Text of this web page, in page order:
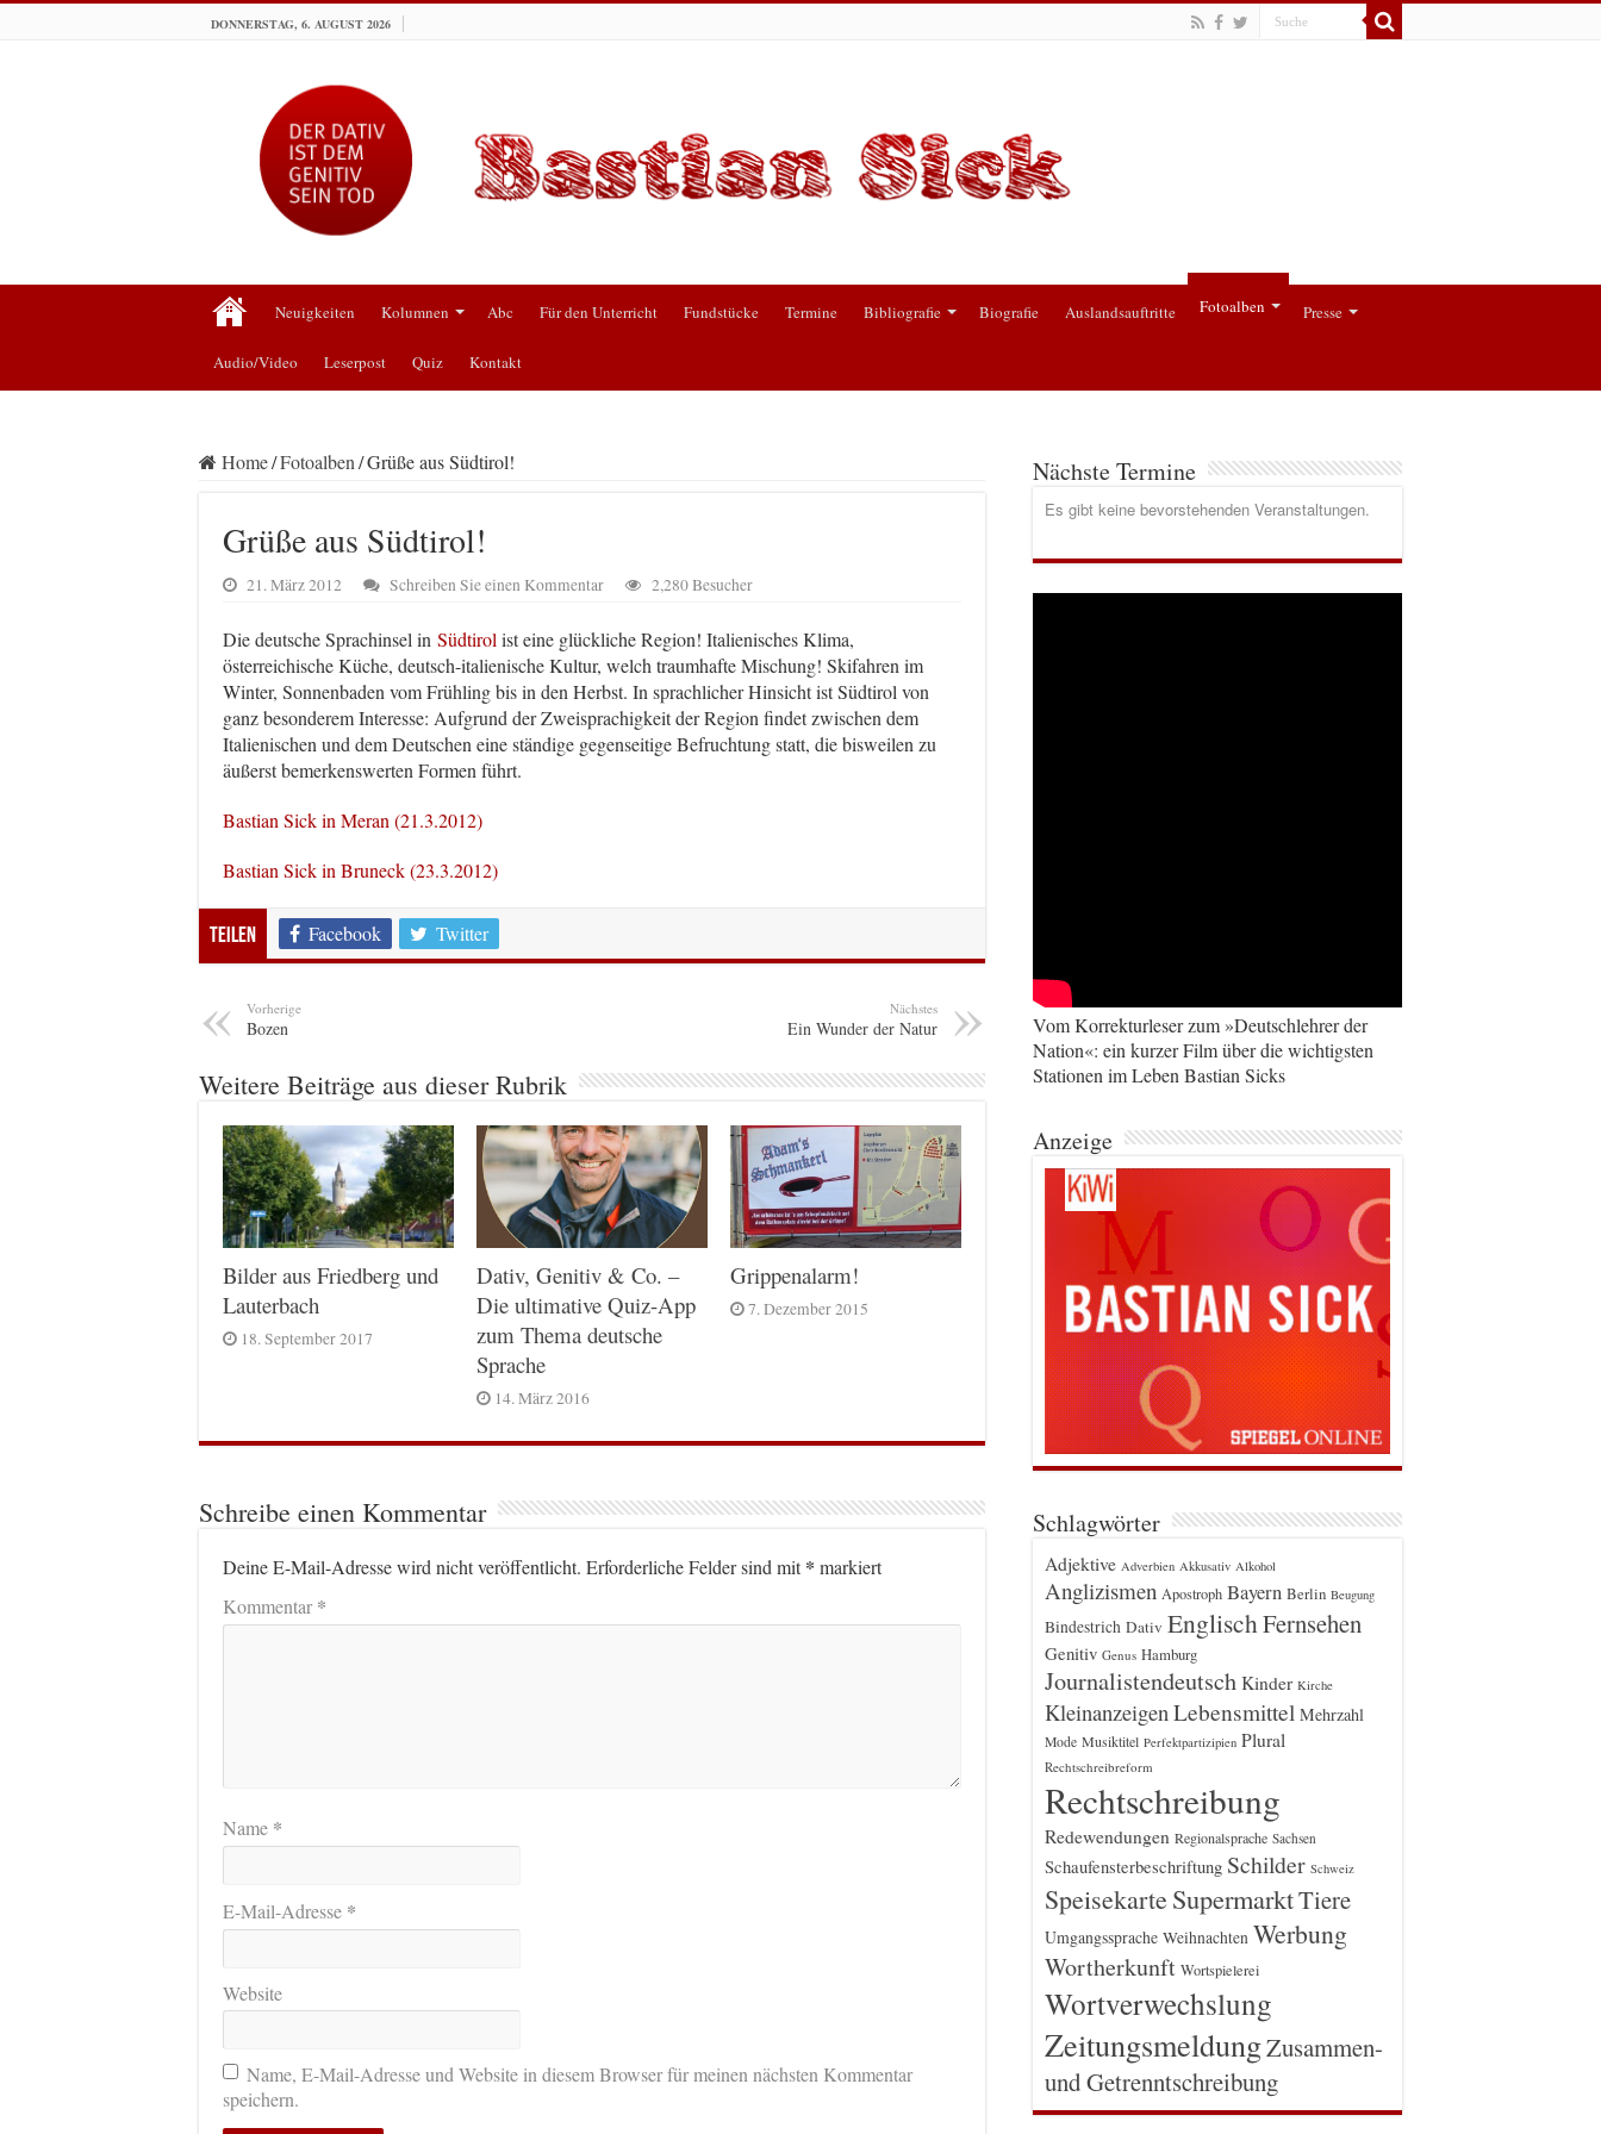
DONNERSTAG, 6. AUGUST 2026
Neuigkeiten Kolumnen Abc Für den Unterricht Fundstücke Termine Bibliografie Biografie Auslandsauftritte Fotoalben Presse
Audio/Video Leserpost Quiz Kontakt
Home/Fotoalben/Grüße aus Südtirol!
Grüße aus Südtirol!
21. März 2012 Schreiben Sie einen Kommentar 2,280 Besucher
Die deutsche Sprachinsel in Südtirol ist eine glückliche Region! Italienisches Klima,
österreichische Küche, deutsch-italienische Kultur, welch traumhafte Mischung! Skifahren im
Winter, Sonnenbaden vom Frühling bis in den Herbst. In sprachlicher Hinsicht ist Südtirol von
ganz besonderem Interesse: Aufgrund der Zweisprachigkeit der Region findet zwischen dem
Italienischen und dem Deutschen eine ständige gegenseitige Befruchtung statt, die bisweilen zu
äußerst bemerkenswerten Formen führt.
Bastian Sick in Meran (21.3.2012)
Bastian Sick in Bruneck (23.3.2012)
Teilen Facebook Twitter
Vorherige
Bozen
Nächstes
Ein Wunder der Natur
Weitere Beiträge aus dieser Rubrik
Bilder aus Friedberg und
Lauterbach
18. September 2017
Dativ, Genitiv & Co. –
Die ultimative Quiz-App
zum Thema deutsche
Sprache
14. März 2016
Grippenalarm!
7. Dezember 2015
Schreibe einen Kommentar
Deine E-Mail-Adresse wird nicht veröffentlicht. Erforderliche Felder sind mit* markiert
Kommentar*
Name *
E-Mail-Adresse *
Website
Name, E-Mail-Adresse und Website in diesem Browser für meinen nächsten Kommentar
speichern.
Nächste Termine
Es gibt keine bevorstehenden Veranstaltungen.
Vom Korrekturleser zum »Deutschlehrer der
Nation«: ein kurzer Film über die wichtigsten
Stationen im Leben Bastian Sicks
Anzeige
Schlagwörter
Adjektive Adverbien Akkusativ Alkohol
Anglizismen Apostroph Bayern Berlin Beugung
Bindestrich Dativ EnglischFernsehen
Genitiv Genus Hamburg
Journalistendeutsch Kinder Kirche
Kleinanzeigen Lebensmittel Mehrzahl
Mode Musiktitel Perfektpartizipien Plural
Rechtschreibreform
Rechtschreibung
Redewendungen Regionalsprache Sachsen
Schaufensterbeschriftung Schilder Schweiz
Speisekarte SupermarktTiere
Umgangssprache Weihnachten Werbung
Wortherkunft Wortspielerei
Wortverwechslung
ZeitungsmeldungZusammen-
und Getrenntschreibung